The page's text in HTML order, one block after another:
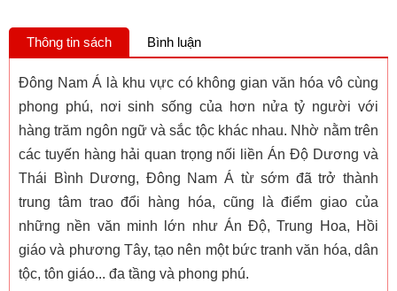
Thông tin sách Bình luận
Đông Nam Á là khu vực có không gian văn hóa vô cùng
phong phú, nơi sinh sống của hơn nửa tỷ người với
hàng trăm ngôn ngữ và sắc tộc khác nhau. Nhờ nằm trên
các tuyến hàng hải quan trọng nối liền Án Độ Dương và
Thái Bình Dương, Đông Nam Á từ sớm đã trở thành
trung tâm trao đổi hàng hóa, cũng là điểm giao của
những nền văn minh lớn như Án Độ, Trung Hoa, Hồi
giáo và phương Tây, tạo nên một bức tranh văn hóa, dân
tộc, tôn giáo... đa tầng và phong phú.